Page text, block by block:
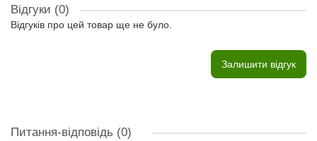
Відгуки (0)
Відгуків про цей товар ще не було.
Залишити відгук
Питання-відповідь (0)